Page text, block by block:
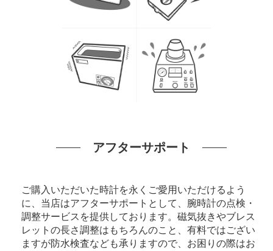
アフターサポート
ご購入いただいた時計を永くご愛用いただけるよう
に、当店はアフターサポートとして、腕時計の点検・
調整サービスを提供しております。磁気抜きやブレス
レットの長さ調整はもちろんのこと、有料ではござい
ますが防水検査なども承りますので、お困りの際はお